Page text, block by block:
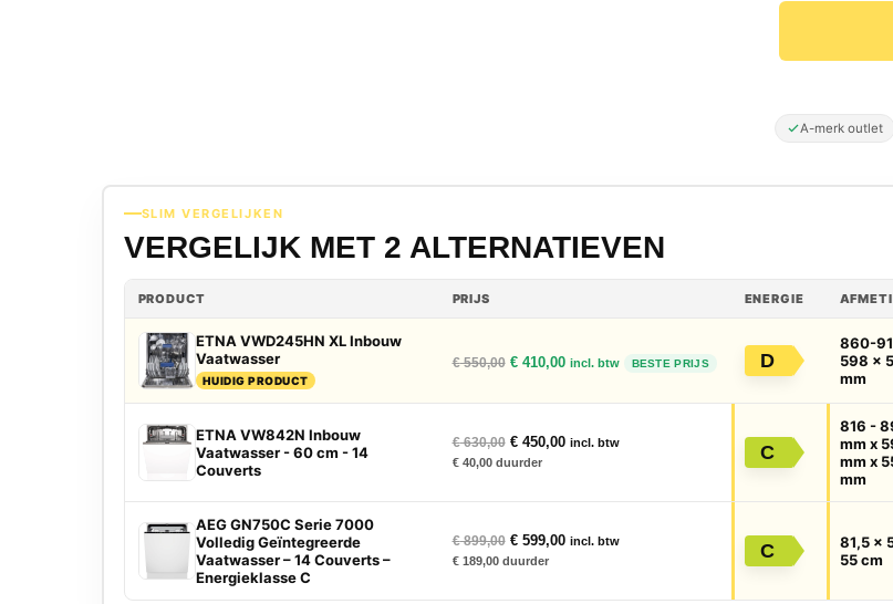
ETNA
A-merk outlet
SLIM VERGELIJKEN
VERGELIJK MET 2 ALTERNATIEVEN
PRODUCT PRIJS ENERGIE
ETNA VWD245HN XL Inbouw
Vaatwasser
HUIDIG PRODUCT
€550,00 Oorspronkelijke prijs was: € 550,00.
€410,00Huidige prijs is: € 410,00.
incl. btw BESTE PRIJS D
860-
598 x
mm
ETNA VW842N Inbouw
Vaatwasser - 60 cm - 14
Couverts
€630,00 Oorspronkelijke prijs was: € 630,00.
€450,00Huidige prijs is: € 450,00.
incl. btw
€40,00duurder C
816 -
mm x
mm x
mm
AEG GN750C Serie 7000
Volledig Geïntegreerde
Vaatwasser – 14 Couverts –
Energieklasse C
€899,00 Oorspronkelijke prijs was: € 899,00.
€599,00Huidige prijs is: € 599,00.
incl. btw
€189,00duurder C
81,5 ×
55 cm